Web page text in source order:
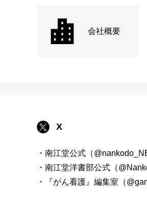
会社概要
X
・南江堂公式（
・南江堂洋書部公式（
・『がん看護』編集室（